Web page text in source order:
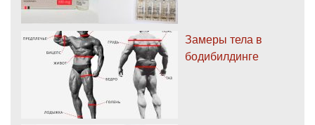
Замеры тела в
бодибилдинге